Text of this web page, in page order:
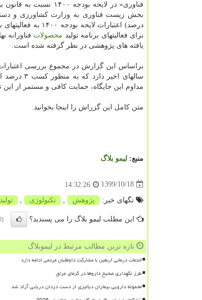
برای فعالیتهای برنامه تولید محصولات
یافته های پژوهشی در نظر گرفته شده است.
براساس این گزارش در مجموع بررسی
سالهای
مداوم این جایگاه، حمایت کافی و مستمر از
متن کامل این گزراش را اینجا بخوانید.
منبع: لیمو بلاگ
1399/10/18
14:32:26
تگهای خبر: پژوهش تكنولوژی تولید
این مطلب لیمو بلاگ را می پسندید؟ (0)
تازه ترین مطالب مرتبط در لیموبلاگ
خدمات درمانی اربعین با مشارکت داوطلبان مردمی ادامه دارد
طرز نگهداری صحیح داروها در گرمای عراق
محموله دارویی بیماران دیالیزی از دست دزدان دریایی آزاد شد